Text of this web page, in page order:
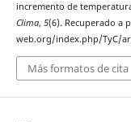
incremento de
Clima, 5(6). Recuperado a
web.org/index.php/TyC/
Más formatos de cita